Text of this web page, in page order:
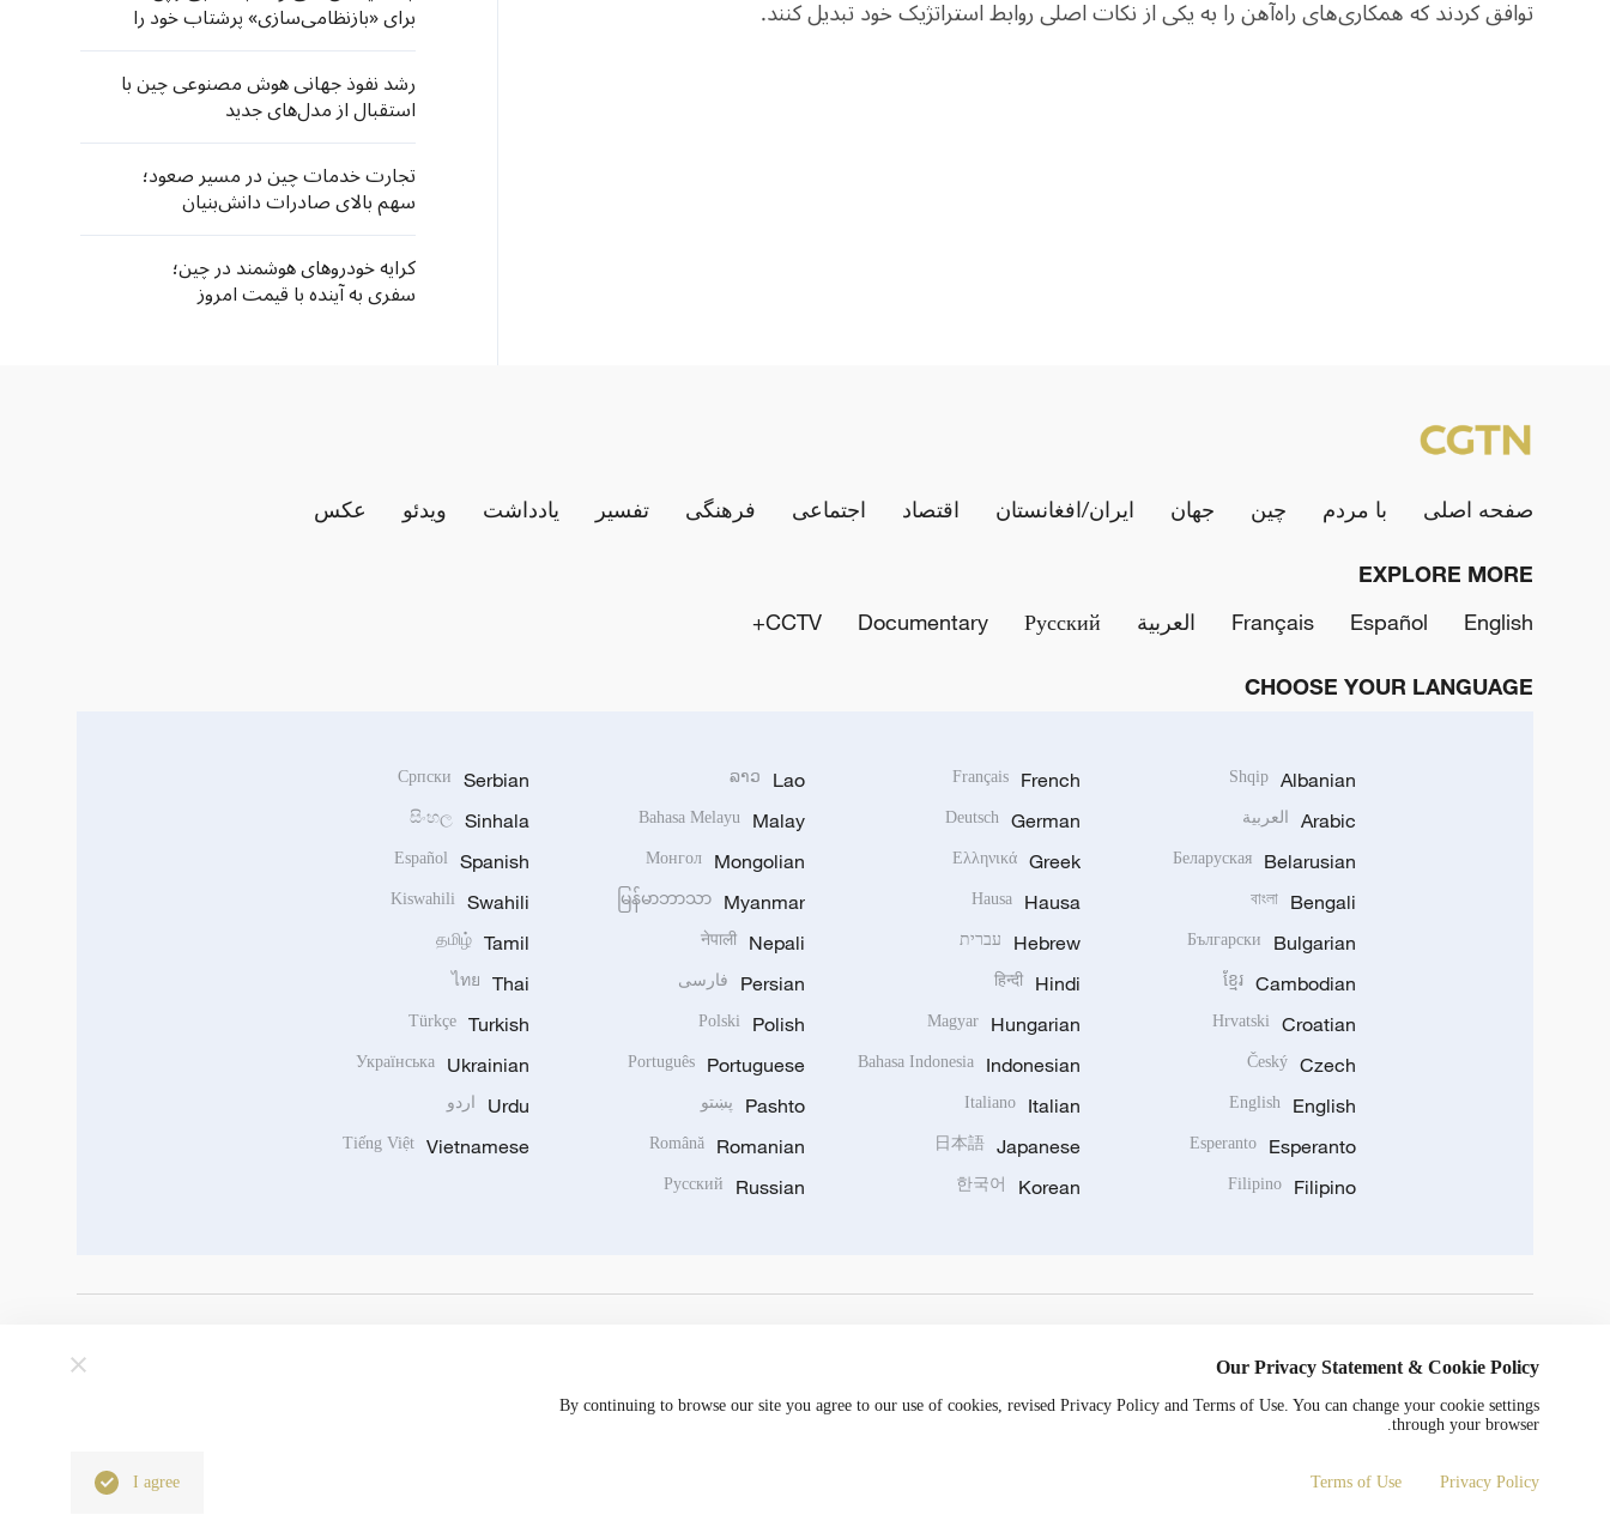
توافق کردند که همکاری‌های راه‌آهن را به یکی از نکات اصلی روابط استراتژیک خود تبدیل کنند. برای «بازنظامی‌سازی» پرشتاب خود را
پنهان کند
رشد نفوذ جهانی هوش مصنوعی چین با
استقبال از مدل‌های جدید
تجارت خدمات چین در مسیر صعود؛
سهم بالای صادرات دانش‌بنیان
کرایه خودروهای هوشمند در چین؛
سفری به آینده با قیمت امروز
صفحه اصلی با مردم چین جهان ایران/افغانستان اقتصاد اجتماعی فرهنگی تفسیر یادداشت ویدئو عکس
EXPLORE MORE
English
Español
Français العربية Русский
Documentary
CCTV+
CHOOSE YOUR LANGUAGE
Albanian
Shqip
Arabic العربية
Belarusian
Беларуская
Bengali
বাংলা
Bulgarian
Български
Cambodian
ខ្មែរ
Croatian
Hrvatski
Czech
Český
English
English
Esperanto
Esperanto
Filipino
Filipino
French
Français
German
Deutsch
Greek
Ελληνικά
Hausa
Hausa
Hebrew עברית
Hindi
हिन्दी
Hungarian
Magyar
Indonesian
Bahasa Indonesia
Italian
Italiano
Japanese
日本語
Korean
한국어
Lao
ລາວ
Malay
Bahasa Melayu
Mongolian
Монгол
Myanmar
မြန်မာဘာသာ
Nepali
नेपाली
Persian فارسی
Polish
Polski
Portuguese
Português
Pashto پښتو
Romanian
Română
Russian
Русский
Serbian
Српски
Sinhala
සිංහල
Spanish
Español
Swahili
Kiswahili
Tamil
தமிழ்
Thai
ไทย
Turkish
Türkçe
Ukrainian
Українська
Urdu اردو
Vietnamese
Tiếng Việt
Copyright © 2024 CGTN.
京ICP备20000184号
Our Privacy Statement & Cookie Policy
By continuing to browse our site you agree to our use of cookies, revised Privacy Policy and Terms of Use. You can change your cookie settings
through your browser.
Privacy Policy
Terms of Use
I agree